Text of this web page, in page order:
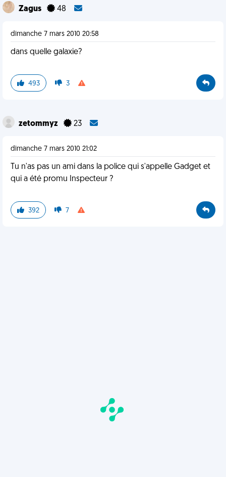
Zagus 48
dimanche 7 mars 2010 20:58
dans quelle galaxie?
493 3
zetommyz 23
dimanche 7 mars 2010 21:02
Tu n'as pas un ami dans la police qui s'appelle Gadget et
qui a été promu Inspecteur ?
392 7